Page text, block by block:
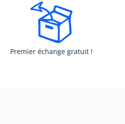
Premier échange gratuit !